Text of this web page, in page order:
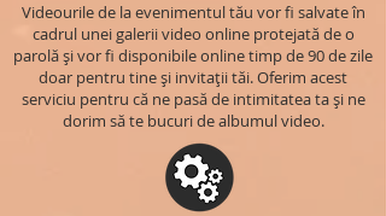
Videourile de la evenimentul tău vor fi salvate în
cadrul unei galerii video online protejată de o
parolă și vor fi disponibile online timp de 90 de zile
doar pentru tine și invitații tăi. Oferim acest
serviciu pentru că ne pasă de intimitatea ta și ne
dorim să te bucuri de albumul video.